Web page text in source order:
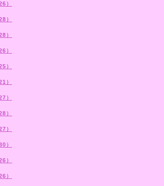
）
）
）
）
）
）
）
）
）
）
）
）